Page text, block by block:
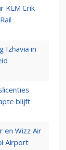
KLM Erik
Izhavia in
blijft
en Wizz Air
Airport